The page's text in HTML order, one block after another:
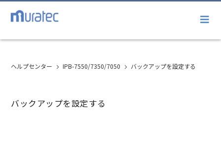
ヘルプセンター IPB-7550/7350/7050 バックアップを設定する
バックアップを設定する